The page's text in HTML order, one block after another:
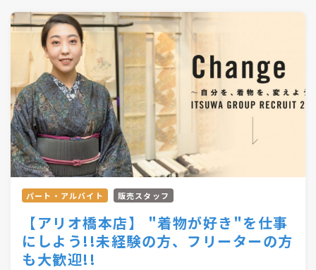
パート・アルバイト 販売スタッフ
【アリオ橋本店】 "着物が好き"を仕事
にしよう!!未経験の方、フリーターの方
も大歓迎!!